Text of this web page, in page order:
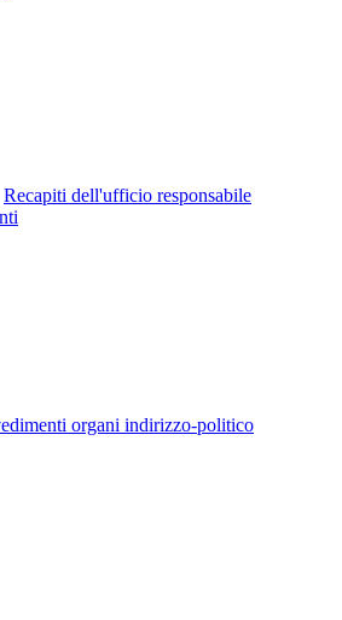
Recapiti dell'ufficio responsabile
organi indirizzo-politico